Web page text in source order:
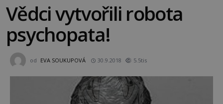
Vědci vytvořili robota
psychopata!
od EVA SOUKUPOVÁ 30.9.2018 5.5tis